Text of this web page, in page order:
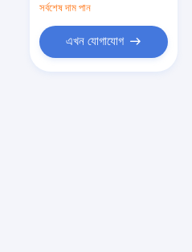
সর্বশেষ দাম পান
এখন যোগাযোগ